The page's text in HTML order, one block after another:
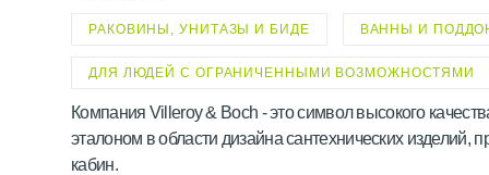
РАКОВИНЫ, УНИТАЗЫ И БИДЕ ВАННЫ И
ДЛЯ ЛЮДЕЙ С ОГРАНИЧЕННЫМИ ВОЗМОЖНОСТЯМИ
Компания Villeroy & Boch - это символ высокого
эталоном в области дизайна сантехнических
кабин.